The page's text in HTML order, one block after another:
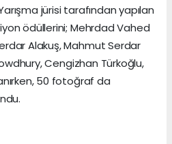
jürisi tarafından yapılan
ödüllerini; Mehrdad Vahed
Alakuş, Mahmut Serdar
Cengizhan Türkoğlu,
50 fotoğraf da